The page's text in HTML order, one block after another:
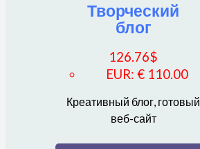
Творческий
блог
126.76$
EUR:€ 110.00
Креативный блог, готовый
веб-сайт